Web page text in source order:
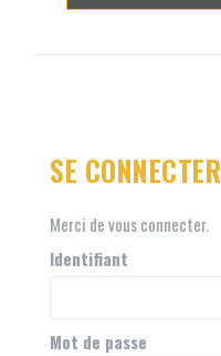
SE CONNECTER
Merci de vous connecter.
Identifiant
Mot de passe